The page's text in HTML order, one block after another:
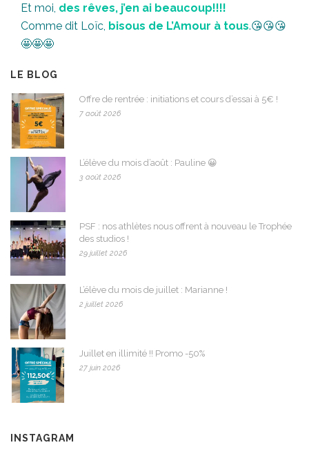
Et moi, des rêves, j’en ai beaucoup!!!!
Comme dit Loïc, bisous de L’Amour à tous.😘😘😘
🤩🤩🤩
LE BLOG
Offre de rentrée : initiations et cours d’essai à 5€ !
7 août 2026
L’élève du mois d’août : Pauline 😀
3 août 2026
PSF : nos athlètes nous offrent à nouveau le Trophée
des studios !
29 juillet 2026
L’élève du mois de juillet : Marianne !
2 juillet 2026
Juillet en illimité !! Promo -50%
27 juin 2026
INSTAGRAM